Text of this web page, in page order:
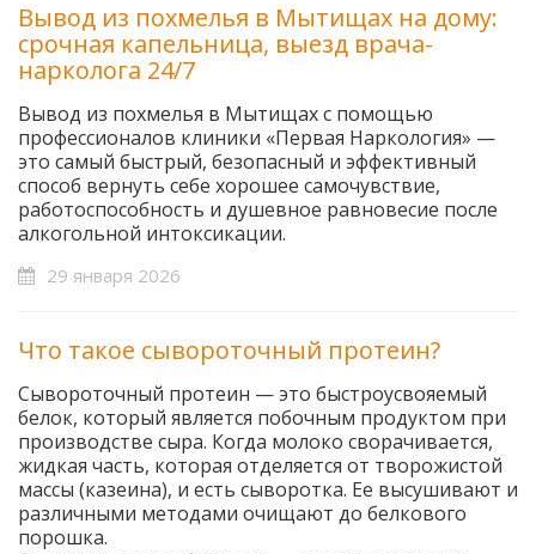
Вывод из похмелья в Мытищах на дому:
срочная капельница, выезд врача-
нарколога 24/7
Вывод из похмелья в Мытищах с помощью
профессионалов клиники «Первая Наркология» —
это самый быстрый, безопасный и эффективный
способ вернуть себе хорошее самочувствие,
работоспособность и душевное равновесие после
алкогольной интоксикации.
29 января 2026
Что такое сывороточный протеин?
Сывороточный протеин — это быстроусвояемый
белок, который является побочным продуктом при
производстве сыра. Когда молоко сворачивается,
жидкая часть, которая отделяется от творожистой
массы (казеина), и есть сыворотка. Ее высушивают и
различными методами очищают до белкового
порошка.